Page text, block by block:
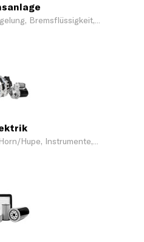
Bremsflüssigkeit,...
Hupe, Instrumente,...